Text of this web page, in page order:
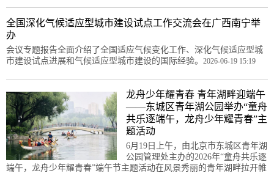
全国深化气候适应型城市建设试点工作交流会在广西南宁举
办
会议专题报告全面介绍了全国适应气候变化工作、深化气候适应型城
市建设试点进展和气候适应型城市建设的国际经验。 2026-06-19 15:19
龙舟少年耀青春 青年湖畔迎端午
——东城区青年湖公园举办“童舟
共乐逐端午，龙舟少年耀青春”主
题活动
6月19日上午，由北京市东城区青年湖
公园管理处主办的2026年“童舟共乐逐
端午，龙舟少年耀青春”端午节主题活动在风景秀丽的青年湖畔拉开帷